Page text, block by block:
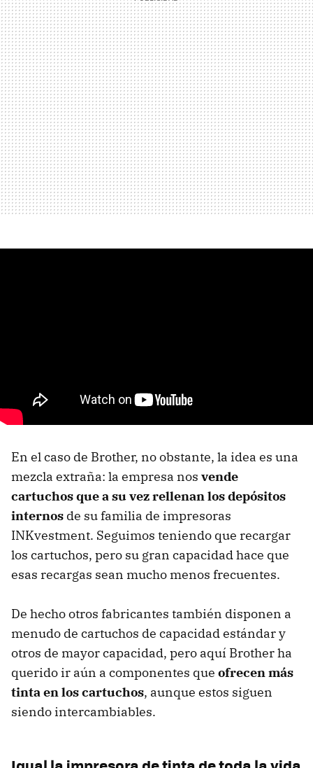
En el caso de Brother, no obstante, la idea es una
mezcla extraña: la empresa nos vende
cartuchos que a su vez rellenan los depósitos
internos de su familia de impresoras
INKvestment. Seguimos teniendo que recargar
los cartuchos, pero su gran capacidad hace que
esas recargas sean mucho menos frecuentes.
De hecho otros fabricantes también disponen a
menudo de cartuchos de capacidad estándar y
otros de mayor capacidad, pero aquí Brother ha
querido ir aún a componentes que ofrecen más
tinta en los cartuchos, aunque estos siguen
siendo intercambiables.